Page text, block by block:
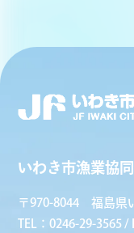
いわき市漁業協
〒970-8044 福島県
TEL：0246-29-3565 /